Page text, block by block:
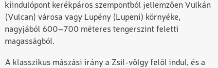
kiindulópont kerékpáros szempontból jellemzően Vulkán
(Vulcan) városa vagy Lupény (Lupeni) környéke,
nagyjából 600–700 méteres tengerszint feletti
magasságból.
A klasszikus mászási irány a Zsil-völgy felől indul, és a